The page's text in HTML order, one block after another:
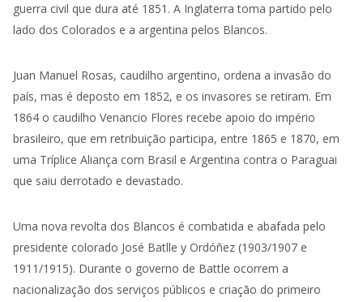
guerra civil que dura até 1851. A Inglaterra toma partido pelo
lado dos Colorados e a argentina pelos Blancos.
Juan Manuel Rosas, caudilho argentino, ordena a invasão do
país, mas é deposto em 1852, e os invasores se retiram. Em
1864 o caudilho Venancio Flores recebe apoio do império
brasileiro, que em retribuição participa, entre 1865 e 1870, em
uma Tríplice Aliança com Brasil e Argentina contra o Paraguai
que saiu derrotado e devastado.
Uma nova revolta dos Blancos é combatida e abafada pelo
presidente colorado José Batlle y Ordóñez (1903/1907 e
1911/1915). Durante o governo de Battle ocorrem a
nacionalização dos serviços públicos e criação do primeiro